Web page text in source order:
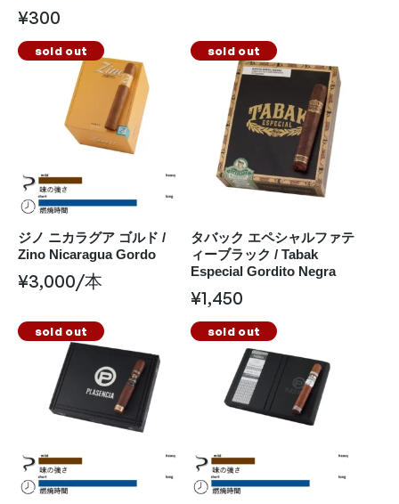
¥300
sold out
ジノ ニカラグア ゴルド /
Zino Nicaragua Gordo
¥3,000/本
sold out
タバック エペシャルファテ
ィーブラック / Tabak
Especial Gordito Negra
¥1,450
sold out sold out